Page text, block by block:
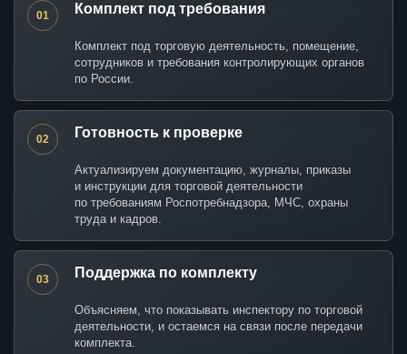
01 Комплект под требования
Комплект под торговую деятельность, помещение,
сотрудников и требования контролирующих органов
по России.
02 Готовность к проверке
Актуализируем документацию, журналы, приказы
и инструкции для торговой деятельности
по требованиям Роспотребнадзора, МЧС, охраны
труда и кадров.
03 Поддержка по комплекту
Объясняем, что показывать инспектору по торговой
деятельности, и остаемся на связи после передачи
комплекта.